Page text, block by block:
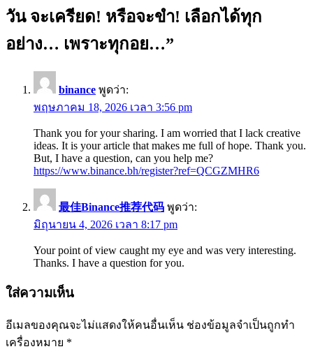
วัน จะเครียด! หรือจะขำ! เลือกได้ทุก
อย่าง… เพราะทุกอย…”
binance พูดว่า:
พฤษภาคม 18, 2026 เวลา 3:56 pm
Thank you for your sharing. I am worried that I lack creative
ideas. It is your article that makes me full of hope. Thank you.
But, I have a question, can you help me?
https://www.binance.bh/register?ref=QCGZMHR6
最佳Binance推荐代码 พูดว่า:
มิถุนายน 4, 2026 เวลา 8:17 pm
Your point of view caught my eye and was very interesting.
Thanks. I have a question for you.
ใส่ความเห็น
อีเมลของคุณจะไม่แสดงให้คนอื่นเห็น ช่องข้อมูลจำเป็นถูกทำ
เครื่องหมาย *